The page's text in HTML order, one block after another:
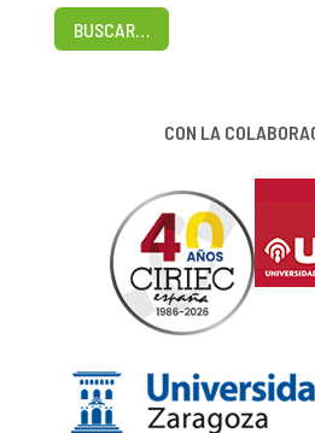
BUSCAR…
CON LA